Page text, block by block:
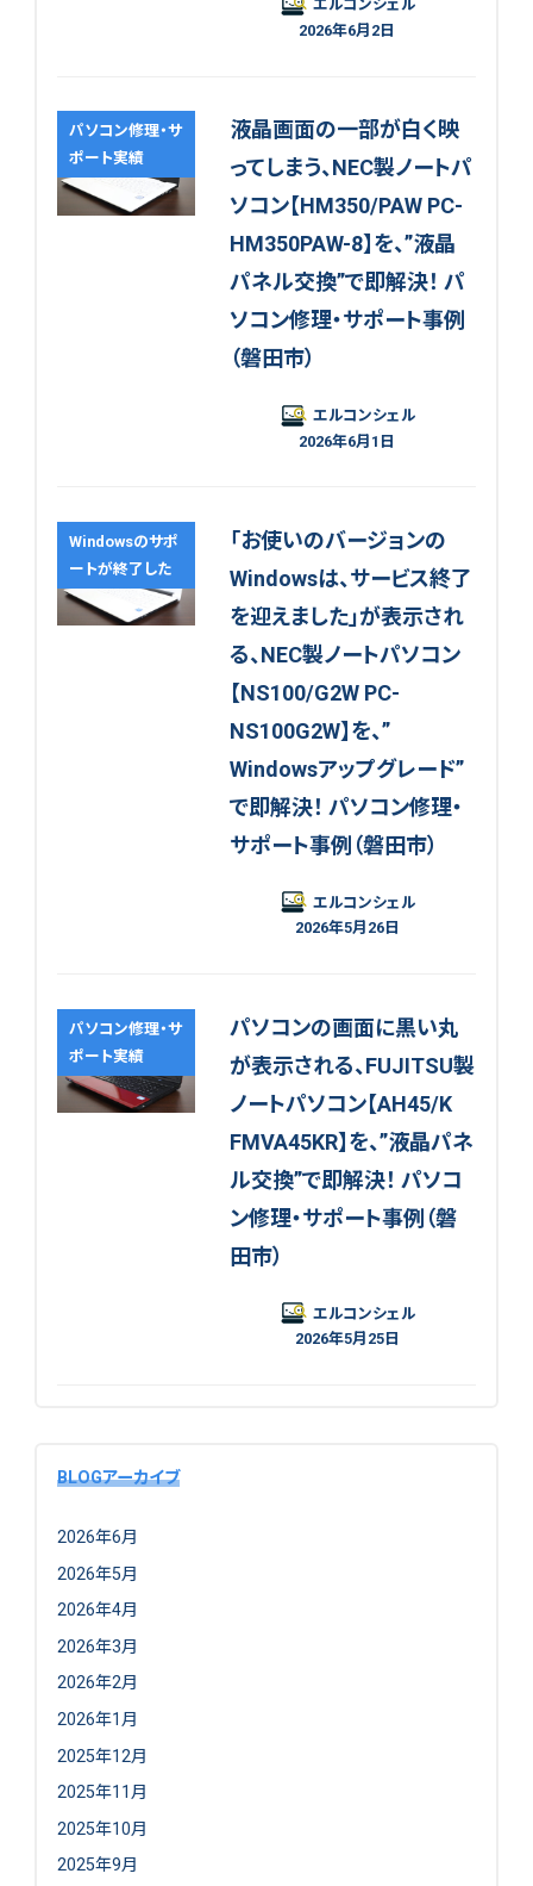
エルコンシェル
2026年6月2日
パソコン修理・サ
ポート実績
液晶画面の一部が白く映
ってしまう、NEC製ノートパ
ソコン【HM350/PAW PC-
HM350PAW-8】を、”液晶
パネル交換”で即解決！ パ
ソコン修理・サポート事例
（磐田市）
エルコンシェル
2026年6月1日
Windowsのサポ
ートが終了した
「お使いのバージョンの
Windowsは、サービス終了
を迎えました」が表示され
る、NEC製ノートパソコン
【NS100/G2W PC-
NS100G2W】を、”
Windowsアップグレード”
で即解決！ パソコン修理・
サポート事例（磐田市）
エルコンシェル
2026年5月26日
パソコン修理・サ
ポート実績
パソコンの画面に黒い丸
が表示される、FUJITSU製
ノートパソコン【AH45/K
FMVA45KR】を、”液晶パネ
ル交換”で即解決！ パソコ
ン修理・サポート事例（磐
田市）
エルコンシェル
2026年5月25日
BLOGアーカイブ
2026年6月
2026年5月
2026年4月
2026年3月
2026年2月
2026年1月
2025年12月
2025年11月
2025年10月
2025年9月